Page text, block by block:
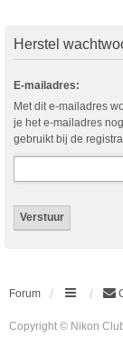
Herstel
E-mailadres:
Met dit e-mailadres
je het e-mailadres
gebruikt bij de
Forum
Copyright © Nikon